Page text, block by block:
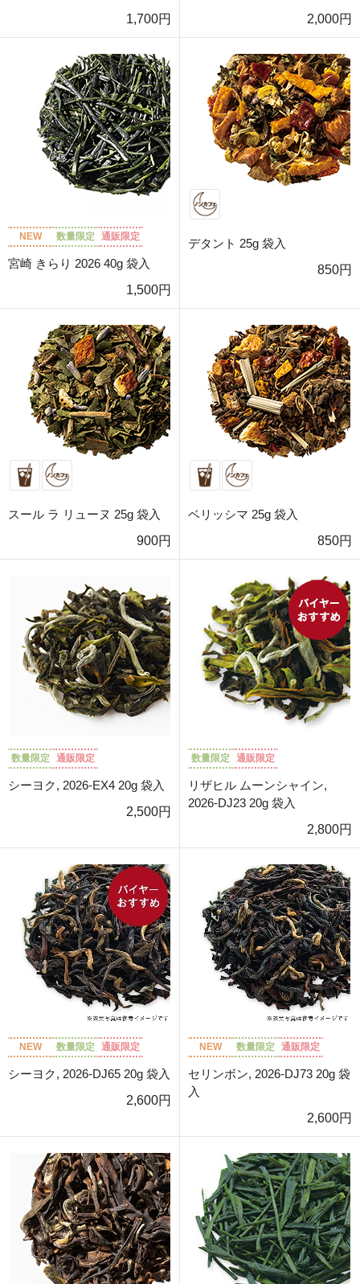
1,700円 2,000円
NEW 数量限定 通販限定
宮崎 きらり 2026 40g 袋入
1,500円
デタント 25g 袋入
850円
スール ラ リューヌ 25g 袋入
900円
ベリッシマ 25g 袋入
850円
数量限定 通販限定
シーヨク, 2026-EX4 20g 袋入
2,500円
数量限定 通販限定
リザヒル ムーンシャイン,
2026-DJ23 20g 袋入
2,800円
NEW 数量限定 通販限定
シーヨク, 2026-DJ65 20g 袋入
2,600円
NEW 数量限定 通販限定
セリンボン, 2026-DJ73 20g 袋
入
2,600円